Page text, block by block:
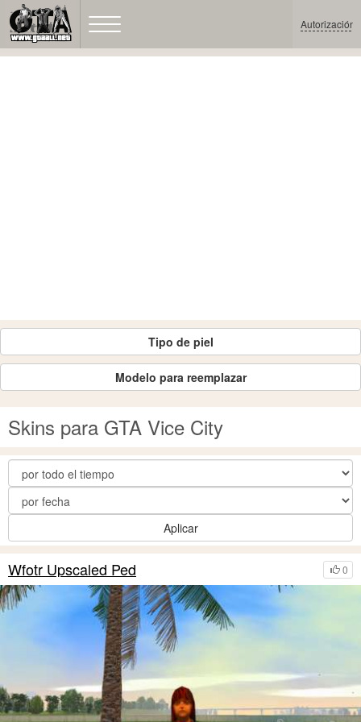
Autorización
Tipo de piel
Modelo para reemplazar
Skins para GTA Vice City
Aplicar
0
Wfotr Upscaled Ped